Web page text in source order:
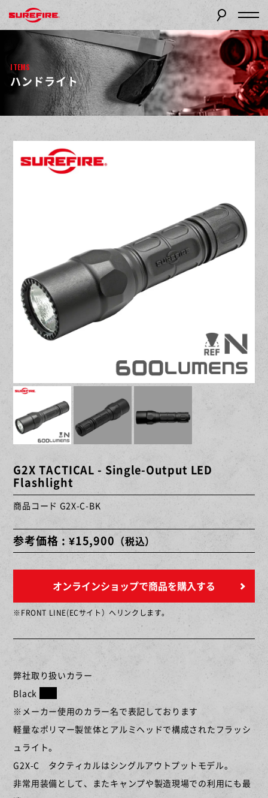
ITEMS
ハンドライト
G2X TACTICAL - Single-Output LED
Flashlight
商品コード G2X-C-BK
参考価格 : ¥15,900 （税込）
オンラインショップで商品を購入する
※FRONT LINE(ECサイト）へリンクします。
弊社取り扱いカラー
Black
※メーカー使用のカラー名で表記しております
軽量なポリマー製筐体とアルミヘッドで構成されたフラッシ
ュライト。
G2X-C タクティカルはシングルアウトプットモデル。
非常用装備として、またキャンプや製造現場での利用にも最